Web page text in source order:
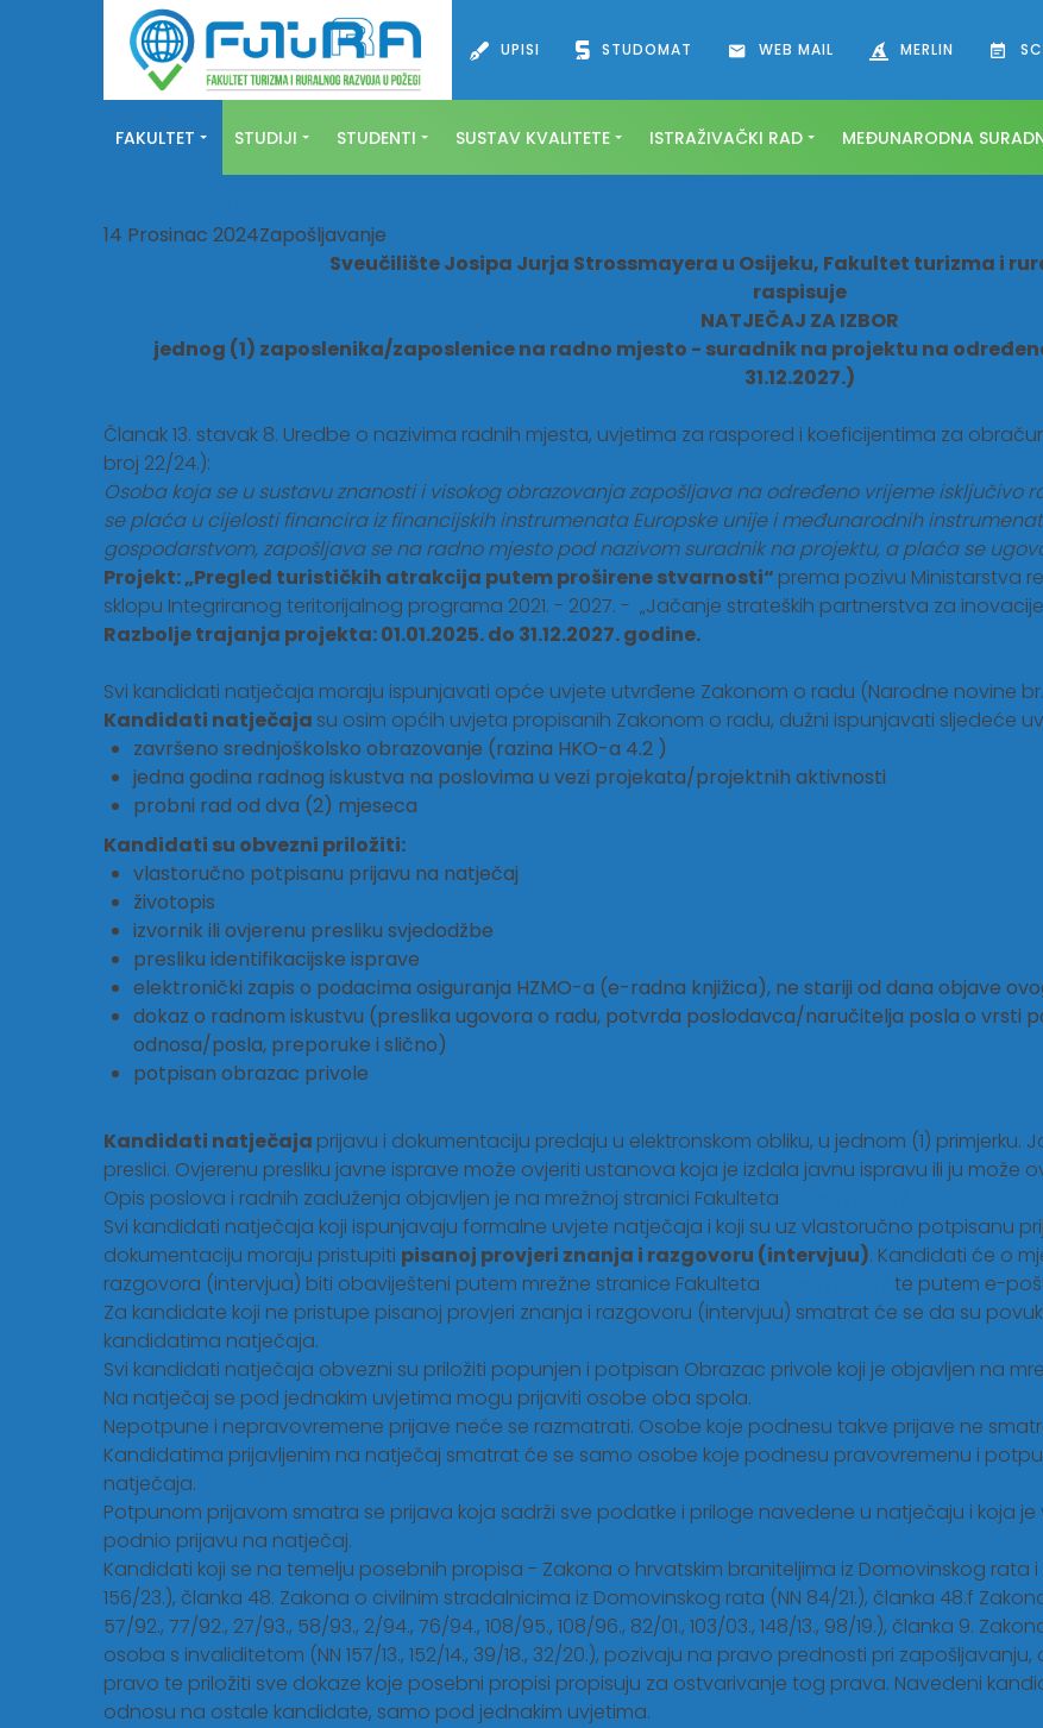
UPISI STUDOMAT WEB MAIL MERLIN
FAKULTET STUDIJI STUDENTI SUSTAV KVALITETE ISTRAŽIVAČKI RAD MEĐUNARODNA
14 Prosinac 2024Zapošljavanje
Sveučilište Josipa Jurja Strossmayera u Osijeku, Fakultet turizma i
raspisuje
NATJEČAJ ZA IZBOR
jednog (1) zaposlenika/zaposlenice na radno mjesto - suradnik na projektu na
31.12.2027.)
Članak 13. stavak 8. Uredbe o nazivima radnih mjesta, uvjetima za raspored i koeficijentima za
broj 22/24.):
Osoba koja se u sustavu znanosti i visokog obrazovanja zapošljava na određeno vrijeme
se plaća u cijelosti financira iz financijskih instrumenata Europske unije i međunarodnih
gospodarstvom, zapošljava se na radno mjesto pod nazivom suradnik na projektu, a plaća se
Projekt: „Pregled turističkih atrakcija putem proširene stvarnosti“ prema pozivu Ministarstva
sklopu Integriranog teritorijalnog programa 2021. - 2027. - „Jačanje strateških partnerstva za
Razbolje trajanja projekta: 01.01.2025. do 31.12.2027. godine.
Svi kandidati natječaja moraju ispunjavati opće uvjete utvrđene Zakonom o radu (Narodne novine br.
Kandidati natječaja su osim općih uvjeta propisanih Zakonom o radu, dužni ispunjavati sljedeće
završeno srednjoškolsko obrazovanje (razina HKO-a 4.2 )
jedna godina radnog iskustva na poslovima u vezi projekata/projektnih aktivnosti
probni rad od dva (2) mjeseca
Kandidati su obvezni priložiti:
vlastoručno potpisanu prijavu na natječaj
životopis
izvornik ili ovjerenu presliku svjedodžbe
presliku identifikacijske isprave
elektronički zapis o podacima osiguranja HZMO-a (e-radna knjižica), ne stariji od dana objave
dokaz o radnom iskustvu (preslika ugovora o radu, potvrda poslodavca/naručitelja posla o vrsti
odnosa/posla, preporuke i slično)
potpisan obrazac privole
Kandidati natječaja prijavu i dokumentaciju predaju u elektronskom obliku, u jednom (1) primjerku.
preslici. Ovjerenu presliku javne isprave može ovjeriti ustanova koja je izdala javnu ispravu ili ju može
Opis poslova i radnih zaduženja objavljen je na mrežnoj stranici Fakulteta
Svi kandidati natječaja koji ispunjavaju formalne uvjete natječaja i koji su uz vlastoručno potpisanu
dokumentaciju moraju pristupiti pisanoj provjeri znanja i razgovoru (intervjuu). Kandidati će o
razgovora (intervjua) biti obaviješteni putem mrežne stranice Fakulteta
te putem e-
Za kandidate koji ne pristupe pisanoj provjeri znanja i razgovoru (intervjuu) smatrat će se da su
kandidatima natječaja.
Svi kandidati natječaja obvezni su priložiti popunjen i potpisan Obrazac privole koji je objavljen na
Na natječaj se pod jednakim uvjetima mogu prijaviti osobe oba spola.
Nepotpune i nepravovremene prijave neće se razmatrati. Osobe koje podnesu takve prijave ne
Kandidatima prijavljenim na natječaj smatrat će se samo osobe koje podnesu pravovremenu i
natječaja.
Potpunom prijavom smatra se prijava koja sadrži sve podatke i priloge navedene u natječaju i koja
podnio prijavu na natječaj.
Kandidati koji se na temelju posebnih propisa - Zakona o hrvatskim braniteljima iz Domovinskog rata i
156/23.), članka 48. Zakona o civilnim stradalnicima iz Domovinskog rata (NN 84/21.), članka 48.f
57/92., 77/92., 27/93., 58/93., 2/94., 76/94., 108/95., 108/96., 82/01., 103/03., 148/13., 98/19.), članka 9.
osoba s invaliditetom (NN 157/13., 152/14., 39/18., 32/20.), pozivaju na pravo prednosti pri
pravo te priložiti sve dokaze koje posebni propisi propisuju za ostvarivanje tog prava. Navedeni
odnosu na ostale kandidate, samo pod jednakim uvjetima.